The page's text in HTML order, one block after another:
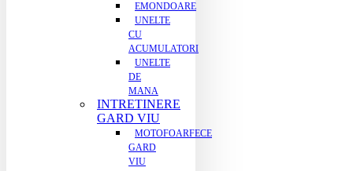
EMONDOARE
UNELTE
CU
ACUMULATORI
UNELTE
DE
MANA
INTRETINERE
GARD VIU
MOTOFOARFECE
GARD
VIU